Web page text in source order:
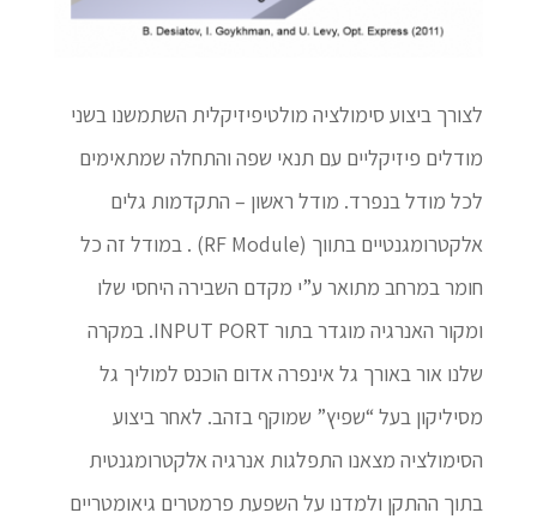
לצורך ביצוע סימולציה מולטיפיזיקלית השתמשנו בשני
מודלים פיזיקליים עם תנאי שפה והתחלה שמתאימים
לכל מודל בנפרד. מודל ראשון – התקדמות גלים
אלקטרומגנטיים בתווך (RF Module) . במודל זה כל
חומר במרחב מתואר ע”י מקדם השבירה היחסי שלו
ומקור האנרגיה מוגדר בתור INPUT PORT. במקרה
שלנו אור באורך גל אינפרה אדום הוכנס למוליך גל
מסיליקון בעל “שפיץ” שמוקף בזהב. לאחר ביצוע
הסימולציה מצאנו התפלגות אנרגיה אלקטרומגנטית
בתוך ההתקן ולמדנו על השפעת פרמטרים גיאומטריים